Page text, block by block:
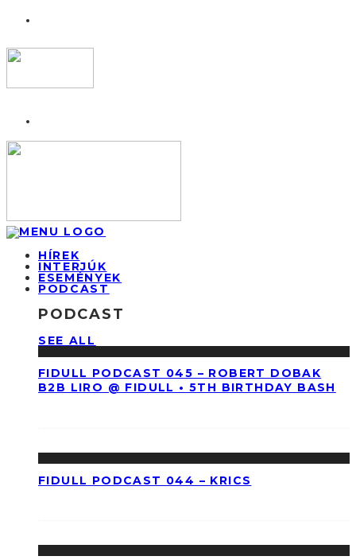
HÍREK
INTERJÚK
ESEMÉNYEK
PODCAST
PODCAST
SEE ALL
FIDULL PODCAST 045 – ROBERT DOBAK
B2B LIRO @ FIDULL • 5TH BIRTHDAY BASH
FIDULL PODCAST 044 – KRICS